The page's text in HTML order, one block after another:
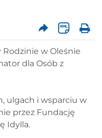
w Oleśnie
dla Osób z
ulgach i wsparciu w
przez Fundację
Idylla.